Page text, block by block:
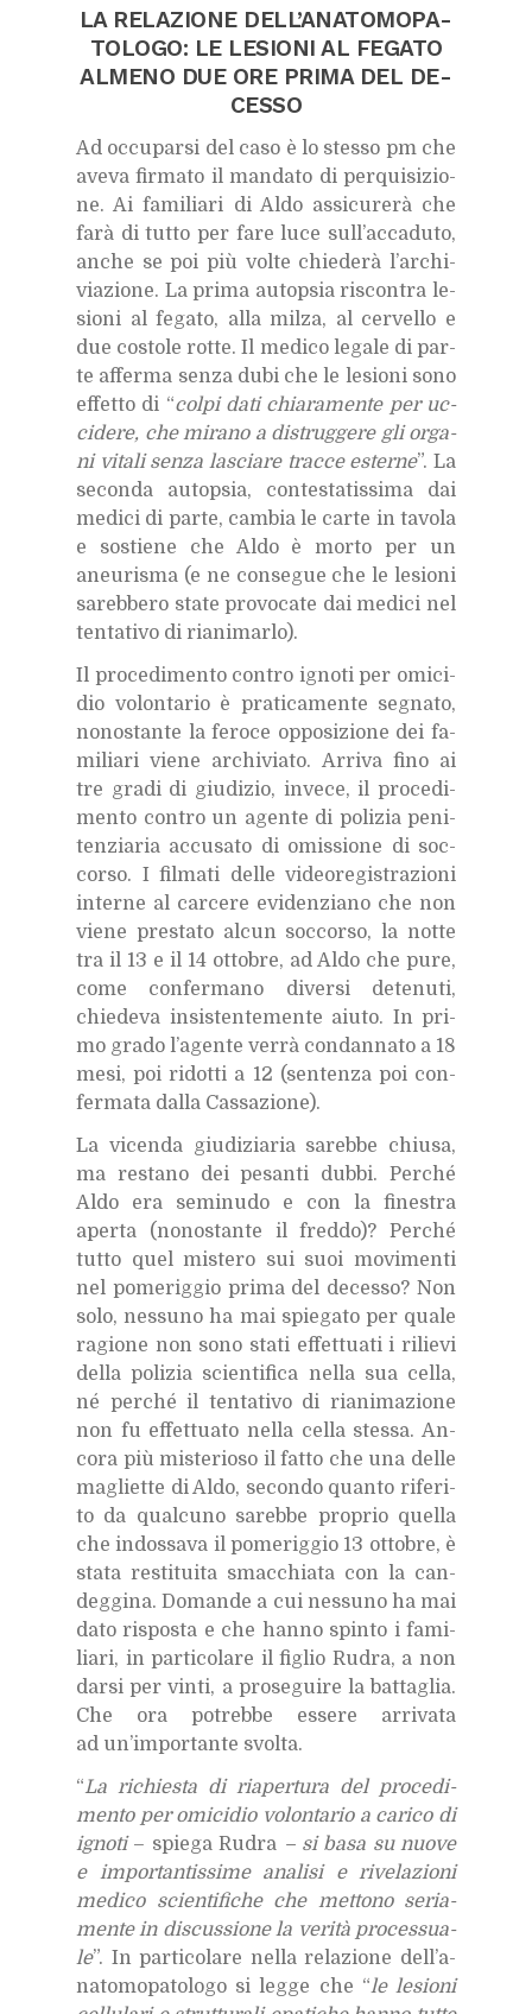
LA RE­LA­ZIO­NE DEL­L’A­NA­TO­MO­PA­
TO­LO­GO: LE LE­SIO­NI AL FE­GA­TO
AL­ME­NO DUE ORE PRI­MA DEL DE­
CES­SO
Ad oc­cu­par­si del caso è lo stes­so pm che
ave­va fir­ma­to il man­da­to di per­qui­si­zio­
ne. Ai fa­mi­lia­ri di Aldo as­si­cu­re­rà che
farà di tut­to per fare luce sul­l’ac­ca­du­to,
an­che se poi più vol­te chie­de­rà l’ar­chi­
via­zio­ne. La pri­ma au­top­sia ri­scon­tra le­
sio­ni al fe­ga­to, alla mil­za, al cer­vel­lo e
due co­sto­le rot­te. Il me­di­co le­ga­le di par­
te af­fer­ma sen­za dubi che le le­sio­ni sono
ef­fet­to di “col­pi dati chia­ra­men­te per uc­
ci­de­re, che mi­ra­no a di­strug­ge­re gli or­ga­
ni vi­ta­li sen­za la­scia­re trac­ce ester­ne”. La
se­con­da au­top­sia, con­te­sta­tis­si­ma dai
me­di­ci di par­te, cam­bia le car­te in ta­vo­la
e so­stie­ne che Aldo è mor­to per un
aneu­ri­sma (e ne con­se­gue che le le­sio­ni
sa­reb­be­ro sta­te pro­vo­ca­te dai me­di­ci nel
ten­ta­ti­vo di ria­ni­mar­lo).
Il pro­ce­di­men­to con­tro igno­ti per omi­ci­
dio vo­lon­ta­rio è pra­ti­ca­men­te se­gna­to,
no­no­stan­te la fe­ro­ce op­po­si­zio­ne dei fa­
mi­lia­ri vie­ne ar­chi­via­to. Ar­ri­va fino ai
tre gra­di di giu­di­zio, in­ve­ce, il pro­ce­di­
men­to con­tro un agen­te di po­li­zia pe­ni­
ten­zia­ria ac­cu­sa­to di omis­sio­ne di soc­
cor­so. I fil­ma­ti del­le vi­deo­re­gi­stra­zio­ni
in­ter­ne al car­ce­re evi­den­zia­no che non
vie­ne pre­sta­to al­cun soc­cor­so, la not­te
tra il 13 e il 14 ot­to­bre, ad Aldo che pure,
come con­fer­ma­no di­ver­si de­te­nu­ti,
chie­de­va in­si­sten­te­men­te aiu­to. In pri­
mo gra­do l’a­gen­te ver­rà con­dan­na­to a 18
mesi, poi ri­dot­ti a 12 (sen­ten­za poi con­
fer­ma­ta dal­la Cas­sa­zio­ne).
La vi­cen­da giu­di­zia­ria sa­reb­be chiu­sa,
ma re­sta­no dei pe­san­ti dub­bi. Per­ché
Aldo era se­mi­nu­do e con la fi­ne­stra
aper­ta (no­no­stan­te il fred­do)? Per­ché
tut­to quel mi­ste­ro sui suoi mo­vi­men­ti
nel po­me­rig­gio pri­ma del de­ces­so? Non
solo, nes­su­no ha mai spie­ga­to per qua­le
ra­gio­ne non sono sta­ti ef­fet­tua­ti i ri­lie­vi
del­la po­li­zia scien­ti­fi­ca nel­la sua cel­la,
né per­ché il ten­ta­ti­vo di ria­ni­ma­zio­ne
non fu ef­fet­tua­to nel­la cel­la stes­sa. An­
co­ra più mi­ste­rio­so il fat­to che una del­le
ma­gliet­te di Aldo, se­con­do quan­to ri­fe­ri­
to da qual­cu­no sa­reb­be pro­prio quel­la
che in­dos­sa­va il po­me­rig­gio 13 ot­to­bre, è
sta­ta re­sti­tui­ta smac­chia­ta con la can­
deg­gi­na. Do­man­de a cui nes­su­no ha mai
dato ri­spo­sta e che han­no spin­to i fa­mi­
lia­ri, in par­ti­co­la­re il fi­glio Ru­dra, a non
dar­si per vin­ti, a pro­se­gui­re la bat­ta­glia.
Che ora po­treb­be es­se­re ar­ri­va­ta
ad un’im­por­tan­te svol­ta.
“La ri­chie­sta di ria­per­tu­ra del pro­ce­di­
men­to per omi­ci­dio vo­lon­ta­rio a ca­ri­co di
igno­ti– spie­ga Ru­dra – si basa su nuo­ve
e im­por­tan­tis­si­me ana­li­si e ri­ve­la­zio­ni
me­di­co scien­ti­fi­che che met­to­no se­ria­
men­te in di­scus­sio­ne la ve­ri­tà pro­ces­sua­
le”. In par­ti­co­la­re nel­la re­la­zio­ne del­l’a­
na­to­mo­pa­to­lo­go si leg­ge che “le le­sio­ni